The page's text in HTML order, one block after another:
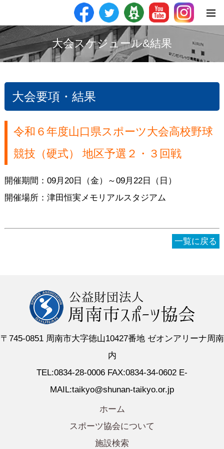
大会スケジュール&結果
大会要項・結果
令和６年度山口県スポーツ大会高校野球
競技（硬式） 地区予選２・３回戦
開催期間：09月20日（金）～09月22日（日）
開催場所：津田恒実メモリアルスタジアム
一覧に戻る
〒745-0851 周南市大字徳山10427番地 ゼオンアリーナ周南
内
TEL:0834-28-0006 FAX:0834-34-0602 E-
MAIL:taikyo@shunan-taikyo.or.jp
ホーム
スポーツ協会について
施設検索